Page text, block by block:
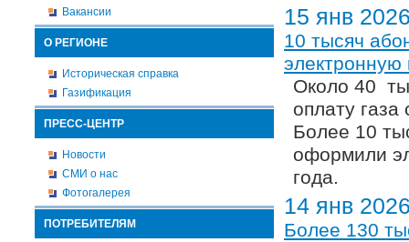
Вакансии
О РЕГИОНЕ
Историческая справка
Газификация
ПРЕСС-ЦЕНТР
Новости
СМИ о нас
Фотогалерея
ПОТРЕБИТЕЛЯМ
15 янв
10 тысяч
электронную
Около 40
оплату
Более 10
оформили
года.
14 янв
Более 130